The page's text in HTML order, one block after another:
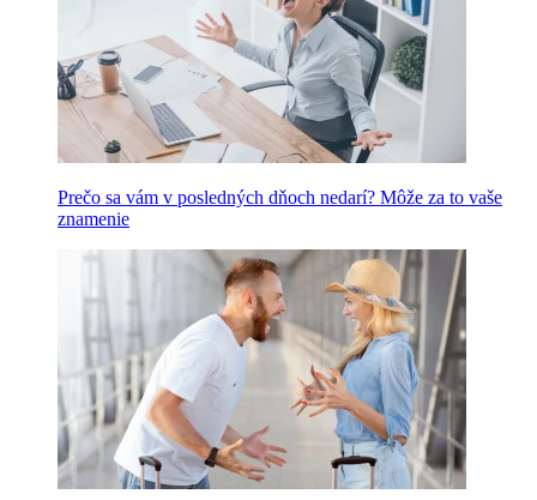
Prečo sa vám v posledných dňoch nedarí? Môže za to vaše
znamenie